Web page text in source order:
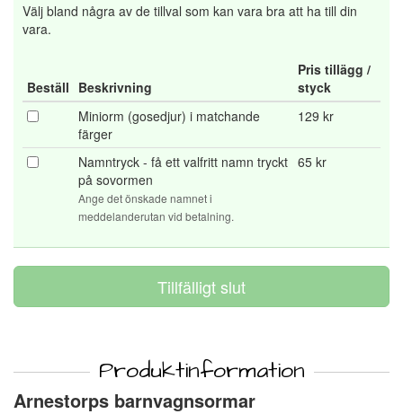
Välj bland några av de tillval som kan vara bra att ha till din
vara.
Beställ Beskrivning
Pris tillägg /
styck
Miniorm (gosedjur) i matchande
färger
129 kr
Namntryck - få ett valfritt namn tryckt
på sovormen
Ange det önskade namnet i
meddelanderutan vid betalning.
65 kr
Produktinformation
Arnestorps barnvagnsormar